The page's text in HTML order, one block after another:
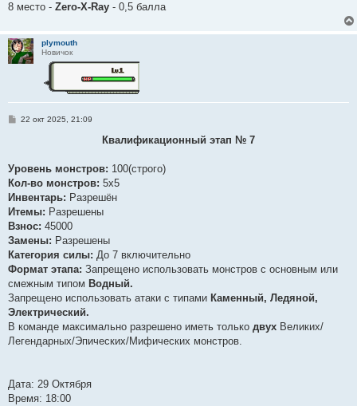
8 место - Zero-X-Ray - 0,5 балла
plymouth
Новичок
С
е
и
е
22 окт 2025, 21:09
Квалификационный этап № 7
Уровень монстров: 100(строго)
Кол-во монстров: 5x5
Инвентарь: Разрешён
Итемы: Разрешены
Взнос: 45000
Замены: Разрешены
Категория силы: До 7 включительно
Формат этапа: Запрещено использовать монстров с основным или
смежным типом Водный.
Запрещено использовать атаки с типами Каменный, Ледяной,
Электрический.
В команде максимально разрешено иметь только двух Великих/
Легендарных/Эпических/Мифических монстров.
Дата: 29 Октября
Время: 18:00